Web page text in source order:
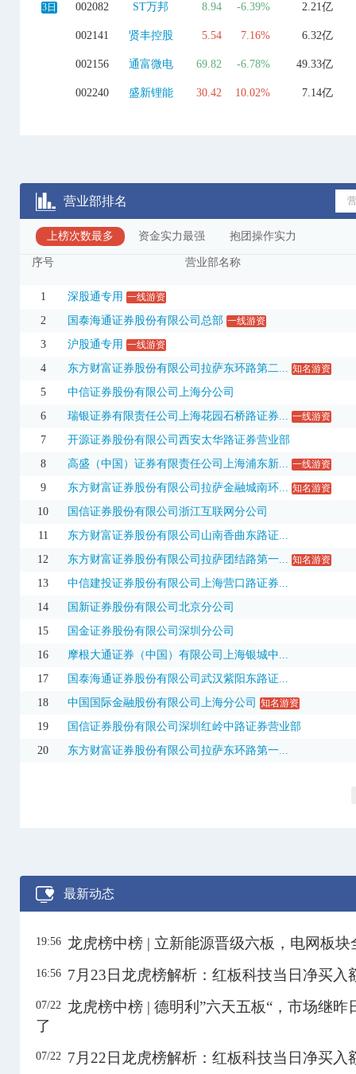
3日 002082 ST万邦 8.94 -6.39% 2.21亿
002141 贤丰控股 5.54 7.16% 6.32亿
002156 通富微电 69.82 -6.78% 49.33亿
002240 盛新锂能 30.42 10.02% 7.14亿
002432
002558 巨人网络 25.26 -9.85%
1.83 -4.19%
002759 ST天际
3日 002759 ST天际 13.28 5.15%
3日 002879 长缆科技
003001 中岩大地 18.54 10.03% 2.04亿
300164 通源石油 12.49 3.05%
300214 日科化学 10.26 20.00% 1.97亿
300444 双杰电气 9.54 20.00% 3.59亿
300643 万通智控 20.79 4.32% 4.66亿
3日 300688 创业黑马 26.08 4.28%
3日 301012 扬电科技 28.40
3日 301234 五洲医疗 48.96
301357 北方长龙 86.33 20.00%
301520 万邦医药 51.45 -2.91%
301583 托伦斯 145.00 -8.64%
600337
600698 湖南天雁 6.22 10.09% 6868.36万
600711 盛屯矿业 11.26 6.33% 20.79亿
3日 600722 金牛化工 10.90 9.99% 7.14亿
601678 滨化股份 6.22 10.09% 2.17亿
营业部排名
上榜次数最多 资金实力最强 抱团操作实力
序号 营业部名称
1 深股通专用 一线游资
2 国泰海通证券股份有限公司总部 一线游资
3 沪股通专用 一线游资
4 东方财富证券股份有限公司拉萨东环路第二... 知名游资
5
中信证券股份有限公司上海分公司
6
瑞银证券有限责任公司上海花园石桥路证券... 一线游资
7
开源证券股份有限公司西安太华路证券营业部
8
高盛（中国）证券有限责任公司上海浦东新... 一线游资
9 东方财富证券股份有限公司拉萨金融城南环... 知名游资
10
国信证券股份有限公司浙江互联网分公司
11
东方财富证券股份有限公司山南香曲东路证...
12
东方财富证券股份有限公司拉萨团结路第一... 知名游资
13
中信建投证券股份有限公司上海营口路证券...
14
国新证券股份有限公司北京分公司
15
国金证券股份有限公司深圳分公司
16
摩根大通证券（中国）有限公司上海银城中...
17
国泰海通证券股份有限公司武汉紫阳东路证...
18
中国国际金融股份有限公司上海分公司 知名游资
19
国信证券股份有限公司深圳红岭中路证券营业部
20
东方财富证券股份有限公司拉萨东环路第一...
最新动态
19:56 龙虎榜中榜 | 立新能源晋级六板，电网板块
16:56 7月23日龙虎榜解析：红板科技当日净买入
07/22 龙虎榜中榜 | 德明利”六天五板“，市场继昨
了
07/22 7月22日龙虎榜解析：红板科技当日净买入